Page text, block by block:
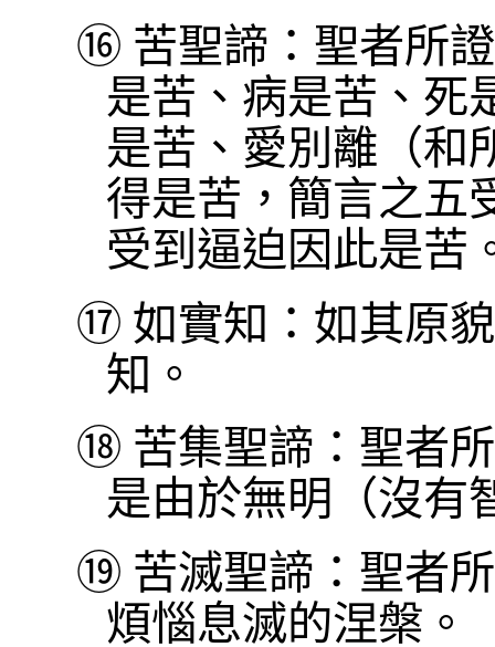
⑯ 苦聖諦：聖者所
是苦、病是苦、死
是苦、愛別離（和
得是苦，簡言之五
受到逼迫因此是苦
⑰ 如實知：如其原
知。
⑱ 苦集聖諦：聖者
是由於無明（沒有
⑲ 苦滅聖諦：聖者
煩惱息滅的涅槃。